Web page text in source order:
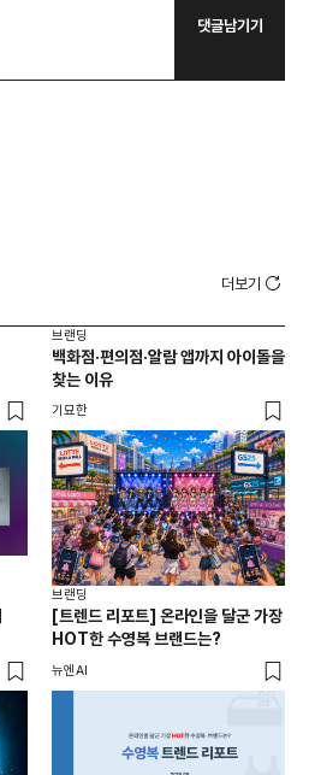
댓글남기기
더보기
브랜딩
백화점·편의점·알람 앱까지 아이돌을
찾는 이유
기묘한
브랜딩
[트렌드 리포트] 온라인을 달군 가장
HOT한 수영복 브랜드는?
뉴엔AI